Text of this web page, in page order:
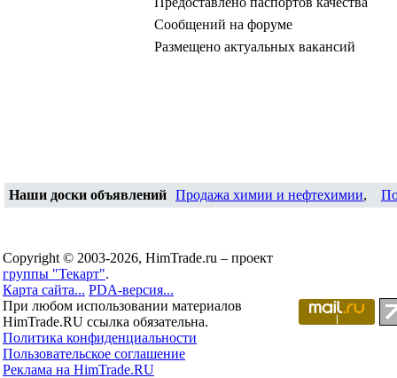
Сообщений на форуме
Размещено актуальных вакансий
Наши доски объявлений Продажа химии и нефтехимии,
Copyright © 2003-2026, HimTrade.ru – проект
группы "Текарт".
Карта сайта... PDA-версия...
При любом использовании материалов
HimTrade.RU ссылка обязательна.
Политика конфиденциальности
Пользовательское соглашение
Реклама на HimTrade.RU